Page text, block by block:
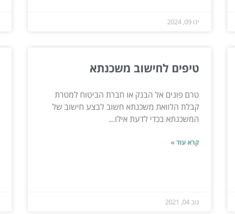
ינו 09, 2024
טיפים לחישוב משכנתא
טרם פונים אל הבנק או חברת הביטוח למטרת
קבלת הלוואת משכנתא חשוב לבצע חישוב של
המשכנתא בכדי לדעת אילו...
קרא עוד »
נוב 04, 2021